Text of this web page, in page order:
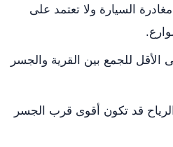
السيارة ولا تعتمد على
للجمع بين القرية والجسر
قد تكون أقوى قرب الجسر